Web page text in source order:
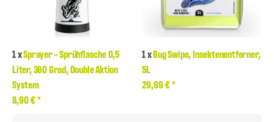
1xSprayer - Sprühflasche 0,5
Liter, 360 Grad, Double Aktion
System
8,90 €*
1xBug Swipe, Insektenentferner,
5L
29,99 €*